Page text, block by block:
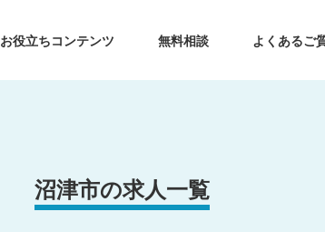
お役立ちコンテンツ 無料相談 よくあるご
沼津市の求人一覧